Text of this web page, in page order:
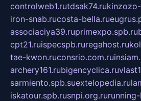
controlweb1.rutdsak74.ru
iron-snab.rucosta-bella.ru
associaciya39.ruprimexpo.spb.ru
cpt21.ruispecspb.ruregahost.ru
tae-kwon.ruconsrio.com.ru
archery161.rubigencyclica.ru
sarmiento.spb.suextelopedia.ru
iskatour.spb.rusnpi.org.ru